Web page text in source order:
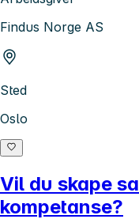
Findus Norge AS
Sted
Oslo
Vil du skape
kompetanse?